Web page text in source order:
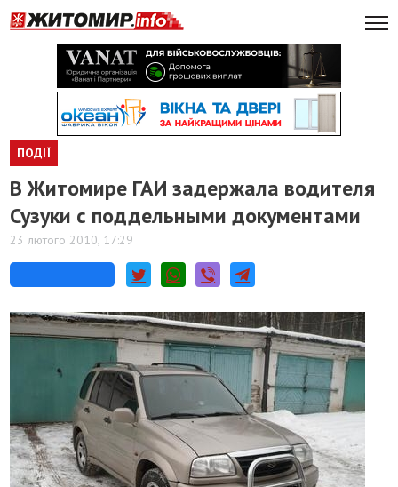
ПОДІЇ
В Житомире ГАИ задержала водителя
Сузуки с поддельными документами
23 лютого 2010, 17:29